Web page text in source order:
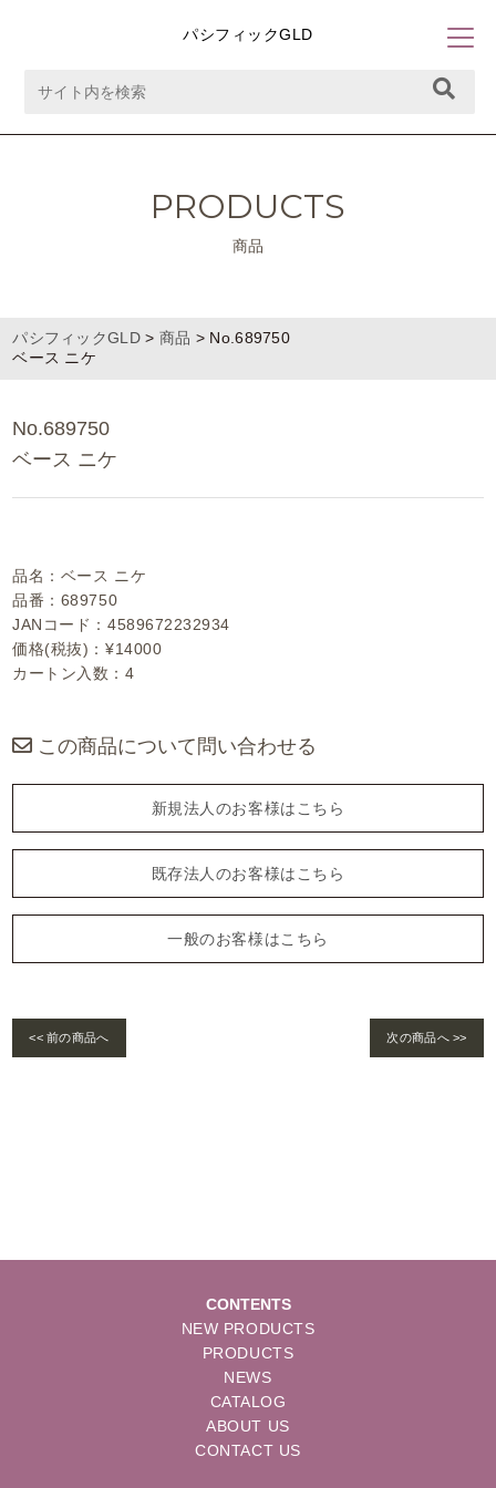
パシフィックGLD
PRODUCTS
商品
パシフィックGLD> 商品 > No.689750
ベース ニケ
No.689750
ベース ニケ
品名：ベース ニケ
品番：689750
JANコード：4589672232934
価格(税抜)：¥14000
カートン入数：4
この商品について問い合わせる
新規法人のお客様はこちら
既存法人のお客様はこちら
一般のお客様はこちら
<< 前の商品へ 次の商品へ >>
CONTENTS
NEW PRODUCTS
PRODUCTS
NEWS
CATALOG
ABOUT US
CONTACT US